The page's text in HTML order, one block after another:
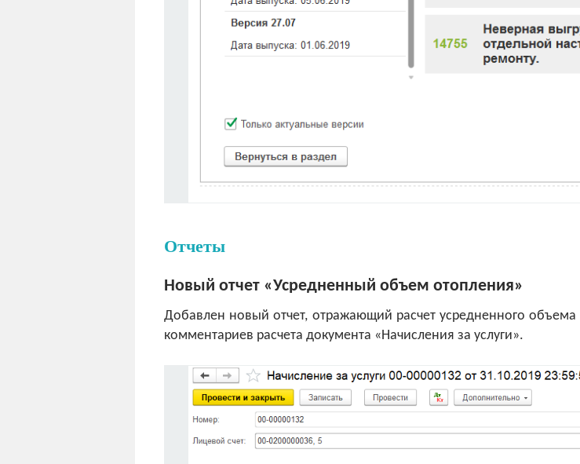
Отчеты
Новый отчет «Усредненный объем отопления»
Добавлен новый отчет, отражающий расчет усредненного
комментариев расчета документа «Начисления за услуги».